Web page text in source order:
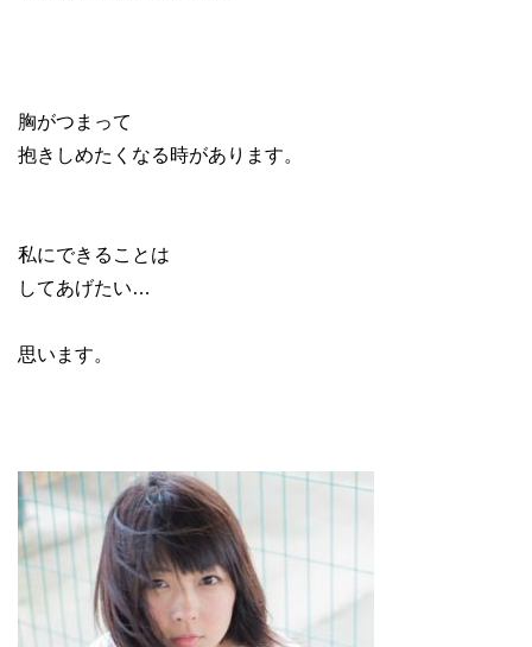
胸がつまって
抱きしめたくなる時があります。
私にできることは
してあげたい…
思います。